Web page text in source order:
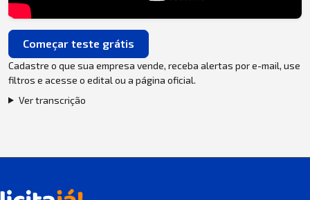
Começar teste grátis
Cadastre o que sua empresa vende, receba alertas por e-mail, use
filtros e acesse o edital ou a página oficial.
Ver transcrição